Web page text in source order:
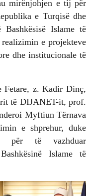
mirënjohjen e tij për
e Turqisë dhe
Islame të
e projekteve
dhe institucionale të
Fetare, z. Kadir Dinç,
të DIJANET-it, prof.
Myftiun Tërnava
e shprehur, duke
për të vazhduar
Islame të